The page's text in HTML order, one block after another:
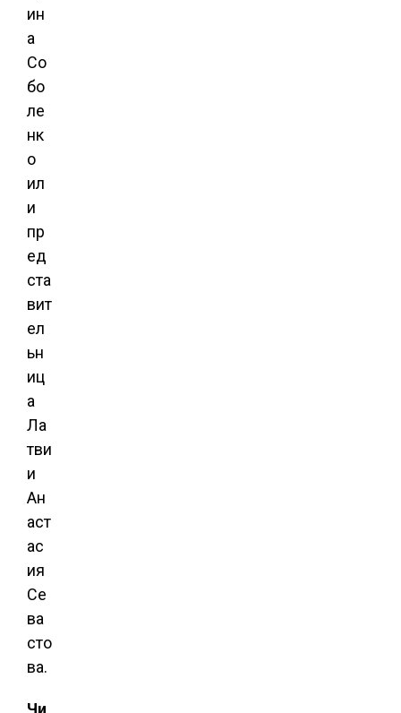
ин
а
Со
бо
ле
нк
о
ил
и
пр
ед
ста
вит
ел
ьн
иц
а
Ла
тви
и
Ан
аст
ас
ия
Се
ва
сто
ва.
Чи